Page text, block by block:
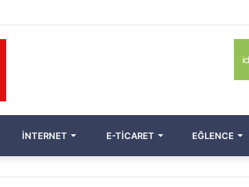
İNTERNET E-TICARET EĞLENCE